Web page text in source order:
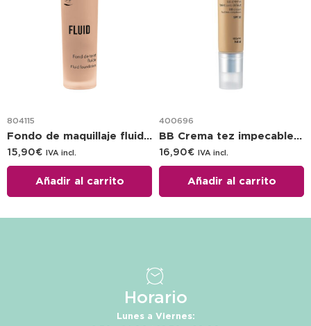
804115
Fondo de maquillaje fluido – 2WP – Beige sable
15,90€ IVA incl.
Añadir al carrito
400696
BB Crema tez impecable – halé
16,90€ IVA incl.
Añadir al carrito
Horario
Lunes a Viernes: